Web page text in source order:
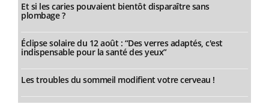
Et si les caries pouvaient bientôt disparaître sans
plombage ?
Éclipse solaire du 12 août : “Des verres adaptés, c'est
indispensable pour la santé des yeux”
Les troubles du sommeil modifient votre cerveau !